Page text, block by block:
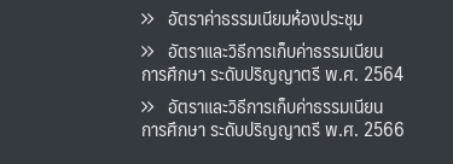
อัตราค่าธรรมเนียมห้องประชุม
อัตราและวิธีการเก็บค่าธรรมเนียน
การศึกษา ระดับปริญญาตรี พ.ศ. 2564
อัตราและวิธีการเก็บค่าธรรมเนียน
การศึกษา ระดับปริญญาตรี พ.ศ. 2566